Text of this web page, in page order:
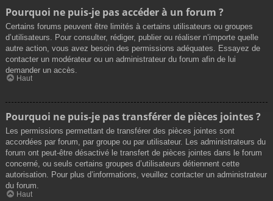
Pourquoi ne puis-je pas accéder à un forum ?
Certains forums peuvent être limités à certains utilisateurs ou groupes
d’utilisateurs. Pour consulter, rédiger, publier ou réaliser n’importe quelle
autre action, vous avez besoin des permissions adéquates. Essayez de
contacter un modérateur ou un administrateur du forum afin de lui
demander un accès.
Haut
Pourquoi ne puis-je pas transférer de pièces jointes ?
Les permissions permettant de transférer des pièces jointes sont
accordées par forum, par groupe ou par utilisateur. Les administrateurs du
forum ont peut-être désactivé le transfert de pièces jointes dans le forum
concerné, ou seuls certains groupes d’utilisateurs détiennent cette
autorisation. Pour plus d’informations, veuillez contacter un administrateur
du forum.
Haut